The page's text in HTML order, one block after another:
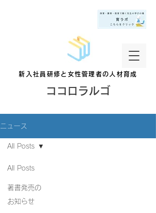
新入社員研修と女性管理者の人材育成
ココロラルゴ
ニュース
All Posts
著書発売の
お知らせ
All Posts